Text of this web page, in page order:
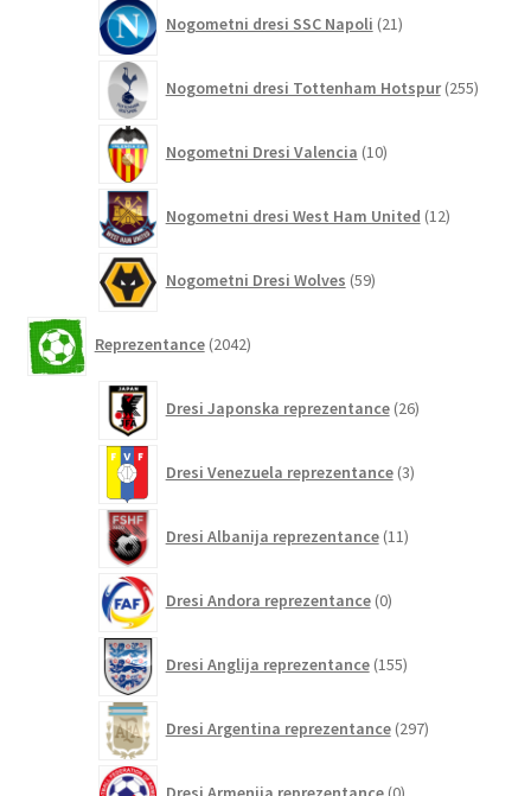
Nogometni dresi SSC Napoli 21izdelkov
Nogometni dresi Tottenham Hotspur 255
Nogometni Dresi Valencia 10izdelkov
Nogometni dresi West Ham United 12izdelkov
Nogometni Dresi Wolves 59izdelkov
Reprezentance 2042izdelkov
Dresi Japonska reprezentance 26izdelkov
Dresi Venezuela reprezentance 3izdelki
Dresi Albanija reprezentance 11izdelkov
Dresi Andora reprezentance 0izdelkov
Dresi Anglija reprezentance 155izdelkov
Dresi Argentina reprezentance 297izdelkov